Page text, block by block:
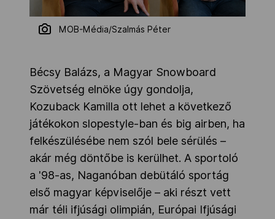
MOB-Média/Szalmás Péter
Bécsy Balázs, a Magyar Snowboard
Szövetség elnöke úgy gondolja,
Kozuback Kamilla ott lehet a következő
játékokon slopestyle-ban és big airben, ha
felkészülésébe nem szól bele sérülés –
akár még döntőbe is kerülhet. A sportoló
a '98-as, Naganóban debütáló sportág
első magyar képviselője – aki részt vett
már téli ifjúsági olimpián, Európai Ifjúsági